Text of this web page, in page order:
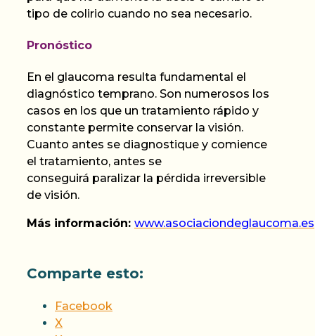
tipo de colirio cuando no sea necesario.
Pronóstico
En el glaucoma resulta fundamental el
diagnóstico temprano. Son numerosos los
casos en los que un tratamiento rápido y
constante permite conservar la visión.
Cuanto antes se diagnostique y comience
el tratamiento, antes se
conseguirá paralizar la pérdida irreversible
de visión.
Más información: www.asociaciondeglaucoma.es
Comparte esto:
Facebook
X